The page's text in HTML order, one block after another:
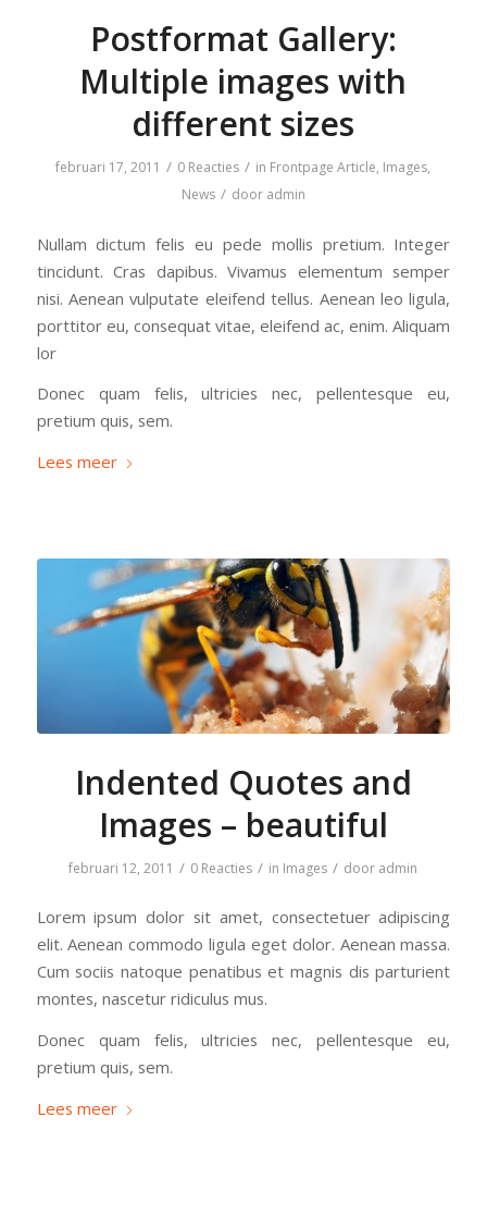
Postformat Gallery:
Multiple images with
different sizes
februari 17, 2011 / 0 Reacties / in Frontpage Article, Images,
News / door admin
Nullam dictum felis eu pede mollis pretium. Integer
tincidunt. Cras dapibus. Vivamus elementum semper
nisi. Aenean vulputate eleifend tellus. Aenean leo ligula,
porttitor eu, consequat vitae, eleifend ac, enim. Aliquam
lor
Donec quam felis, ultricies nec, pellentesque eu,
pretium quis, sem.
Lees meer
Indented Quotes and
Images – beautiful
februari 12, 2011 / 0 Reacties / in Images / door admin
Lorem ipsum dolor sit amet, consectetuer adipiscing
elit. Aenean commodo ligula eget dolor. Aenean massa.
Cum sociis natoque penatibus et magnis dis parturient
montes, nascetur ridiculus mus.
Donec quam felis, ultricies nec, pellentesque eu,
pretium quis, sem.
Lees meer